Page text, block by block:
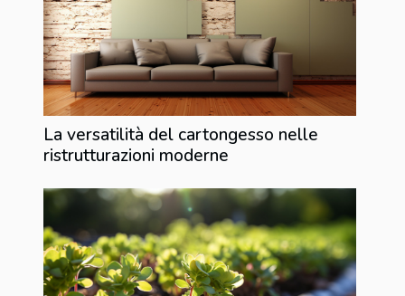
La versatilità del cartongesso nelle
ristrutturazioni moderne